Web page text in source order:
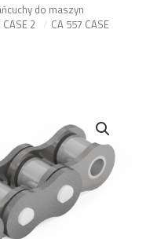
do maszyn
2 / CA 557 CASE